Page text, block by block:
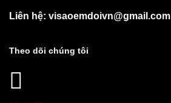
Liên hệ: visaoemdoivn@gmail.com
Theo dõi chúng tôi